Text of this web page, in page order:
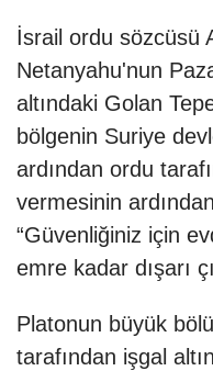
İsrail ordu sözcüsü
Netanyahu'nun
altındaki Golan
bölgenin Suriye
ardından ordu
vermesinin
“Güvenliğiniz için
emre kadar dışarı
Platonun büyük
tarafından işgal